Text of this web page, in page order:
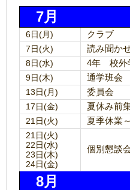
7月
6日(月)
クラブ
7日(火)
読み聞か
8日(水)
4年 校外
9日(木)
通学班会
13日(月)
委員会
17日(金)
夏休み前
21日(火)
夏季休業
21日(火)
22日(水)
23日(木)
24日(金)
個別懇談
8月